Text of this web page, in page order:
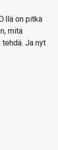
on pitkä
mitä
Ja nyt